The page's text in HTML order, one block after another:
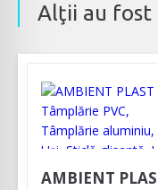
Alţii au fost
AMBIENT